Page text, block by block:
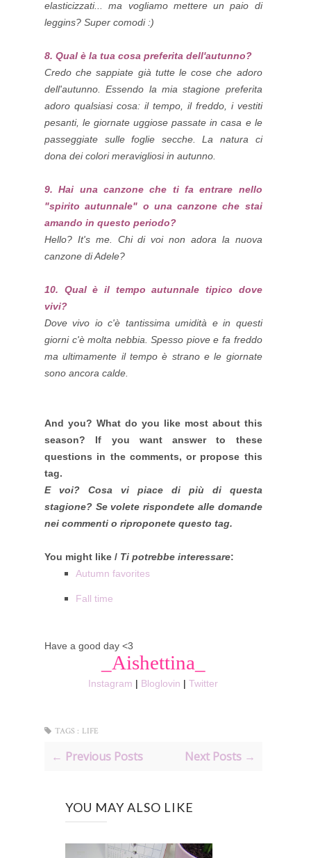
elasticizzati... ma vogliamo mettere un paio di
leggins? Super comodi :)
8. Qual è la tua cosa preferita dell'autunno?
Credo che sappiate già tutte le cose che adoro
dell'autunno. Essendo la mia stagione preferita
adoro qualsiasi cosa: il tempo, il freddo, i vestiti
pesanti, le giornate uggiose passate in casa e le
passeggiate sulle foglie secche. La natura ci
dona dei colori meravigliosi in autunno.
9. Hai una canzone che ti fa entrare nello
"spirito autunnale" o una canzone che stai
amando in questo periodo?
Hello? It's me. Chi di voi non adora la nuova
canzone di Adele?
10. Qual è il tempo autunnale tipico dove
vivi?
Dove vivo io c'è tantissima umidità e in questi
giorni c'è molta nebbia. Spesso piove e fa freddo
ma ultimamente il tempo è strano e le giornate
sono ancora calde.
And you? What do you like most about this
season? If you want answer to these
questions in the comments, or propose this
tag.
E voi? Cosa vi piace di più di questa
stagione? Se volete rispondete alle domande
nei commenti o riproponete questo tag.
You might like / Ti potrebbe interessare:
Autumn favorites
Fall time
Have a good day <3
_Aishettina_
Instagram | Bloglovin |Twitter
TAGS : LIFE
← Previous Posts Next Posts →
YOU MAY ALSO LIKE